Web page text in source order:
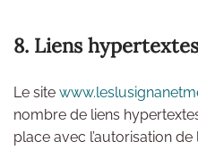
8. Liens
Le site
nombre de liens
place avec l’autorisation